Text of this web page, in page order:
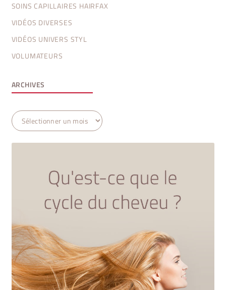
SOINS CAPILLAIRES HAIRFAX
VIDÉOS DIVERSES
VIDÉOS UNIVERS STYL
VOLUMATEURS
ARCHIVES
Archives